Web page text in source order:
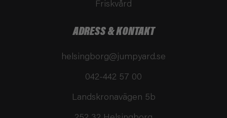
Friskvård
ADRESS & KONTAKT
helsingborg@jumpyard.se
042-442 57 00
Landskronavägen 5b